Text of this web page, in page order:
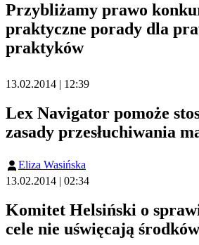
Przybliżamy prawo
praktyczne porady dla
praktyków
13.02.2014 | 12:39
Lex Navigator pomoże
zasady przesłuchiwania
Eliza Wasińska
13.02.2014 | 02:34
Komitet Helsiński o
cele nie uświęcają środków